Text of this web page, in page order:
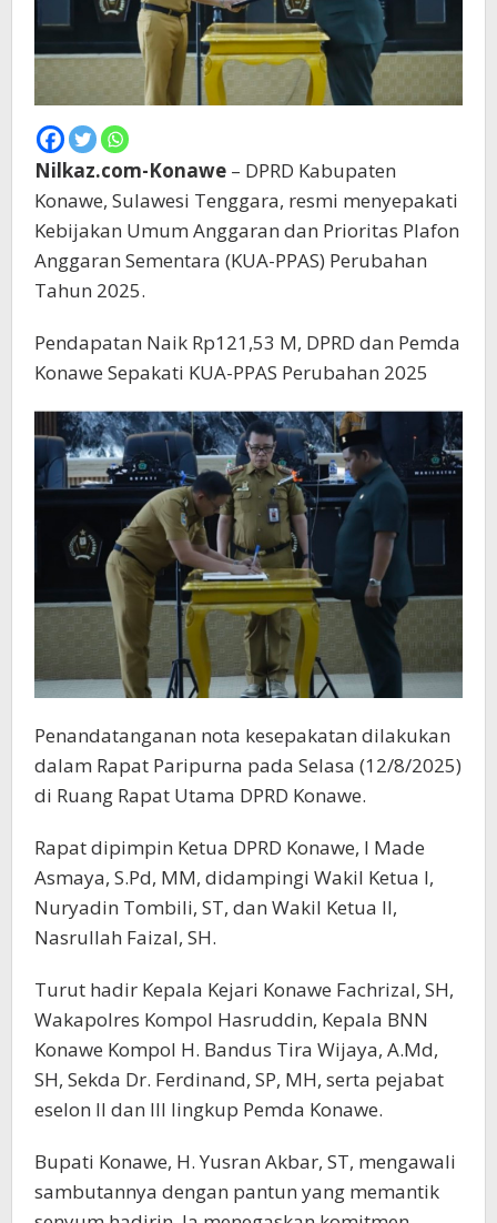
Nilkaz.com-Konawe – DPRD Kabupaten
Konawe, Sulawesi Tenggara, resmi menyepakati
Kebijakan Umum Anggaran dan Prioritas Plafon
Anggaran Sementara (KUA-PPAS) Perubahan
Tahun 2025.
Pendapatan Naik Rp121,53 M, DPRD dan Pemda
Konawe Sepakati KUA-PPAS Perubahan 2025
Penandatanganan nota kesepakatan dilakukan
dalam Rapat Paripurna pada Selasa (12/8/2025)
di Ruang Rapat Utama DPRD Konawe.
Rapat dipimpin Ketua DPRD Konawe, I Made
Asmaya, S.Pd, MM, didampingi Wakil Ketua I,
Nuryadin Tombili, ST, dan Wakil Ketua II,
Nasrullah Faizal, SH.
Turut hadir Kepala Kejari Konawe Fachrizal, SH,
Wakapolres Kompol Hasruddin, Kepala BNN
Konawe Kompol H. Bandus Tira Wijaya, A.Md,
SH, Sekda Dr. Ferdinand, SP, MH, serta pejabat
eselon II dan III lingkup Pemda Konawe.
Bupati Konawe, H. Yusran Akbar, ST, mengawali
sambutannya dengan pantun yang memantik